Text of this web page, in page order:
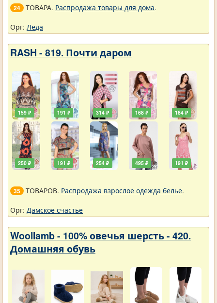
24 ТОВАРА. Распродажа товары для дома.
Орг: Леда
RASH - 819. Почти даром
159 ₽
250 ₽
191 ₽
191 ₽
314 ₽
254 ₽
168 ₽
495 ₽
184 ₽
191 ₽
35 ТОВАРОВ. Распродажа взрослое одежда белье.
Орг: Дамское счастье
Woollamb - 100% овечья шерсть - 420.
Домашняя обувь